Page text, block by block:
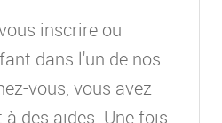
inscrire ou
dans l'un de nos
vous, vous avez
des aides. Une fois